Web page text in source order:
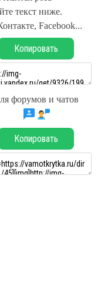
текст ниже.
Facebook...
Копировать
форумов и чатов
Копировать